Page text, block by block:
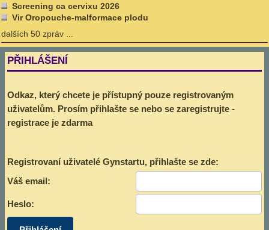
Screening ca cervixu 2026
Vir Oropouche-malformace plodu
dalších 50 zpráv ...
PŘIHLÁŠENÍ
Odkaz, který chcete je přístupný pouze registrovaným
uživatelům. Prosím přihlašte se nebo se zaregistrujte -
registrace je zdarma
Registrovaní uživatelé Gynstartu, přihlašte se zde:
Váš email:
Heslo: